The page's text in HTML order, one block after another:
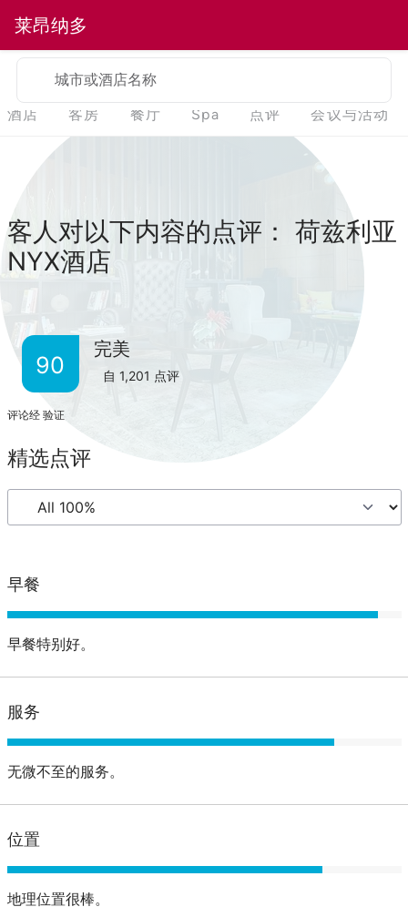
莱昂纳多
城市或酒店名称
酒店 客房 餐厅 Spa 点评 会议与活动
客人对以下内容的点评： 荷兹利亚
NYX酒店
90
完美
自 1,201 点评
评论经 验证
精选点评
早餐
早餐特别好。
服务
无微不至的服务。
位置
地理位置很棒。